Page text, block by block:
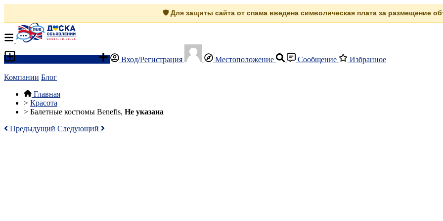
🛡️ Для защиты сайта от спама введена символическая плата за размещение
Вход/Регистрация Местоположение Сообщение Избранное
Компании Блог
Главная
> Красота
> Балетные костюмы Benefis, Не указана
Предыдущий Следующий